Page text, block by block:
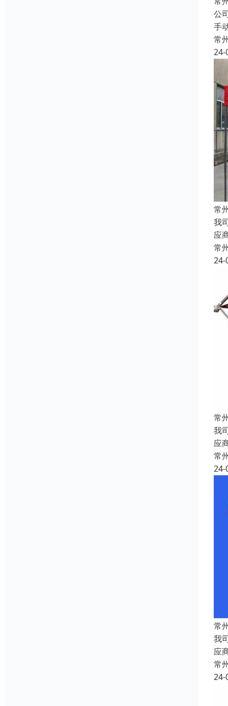
公
手
常
24-
常
我
应
常
24-
常
我
应
常
24-
常
我
应
常
24-